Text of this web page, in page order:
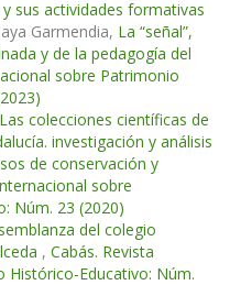
sus actividades formativas
Garmendia, La “señal”,
y de la pedagogía del
sobre Patrimonio
Las colecciones científicas de
investigación y análisis
de conservación y
sobre
Núm. 23 (2020)
del colegio
, Cabás. Revista
Histórico-Educativo: Núm.